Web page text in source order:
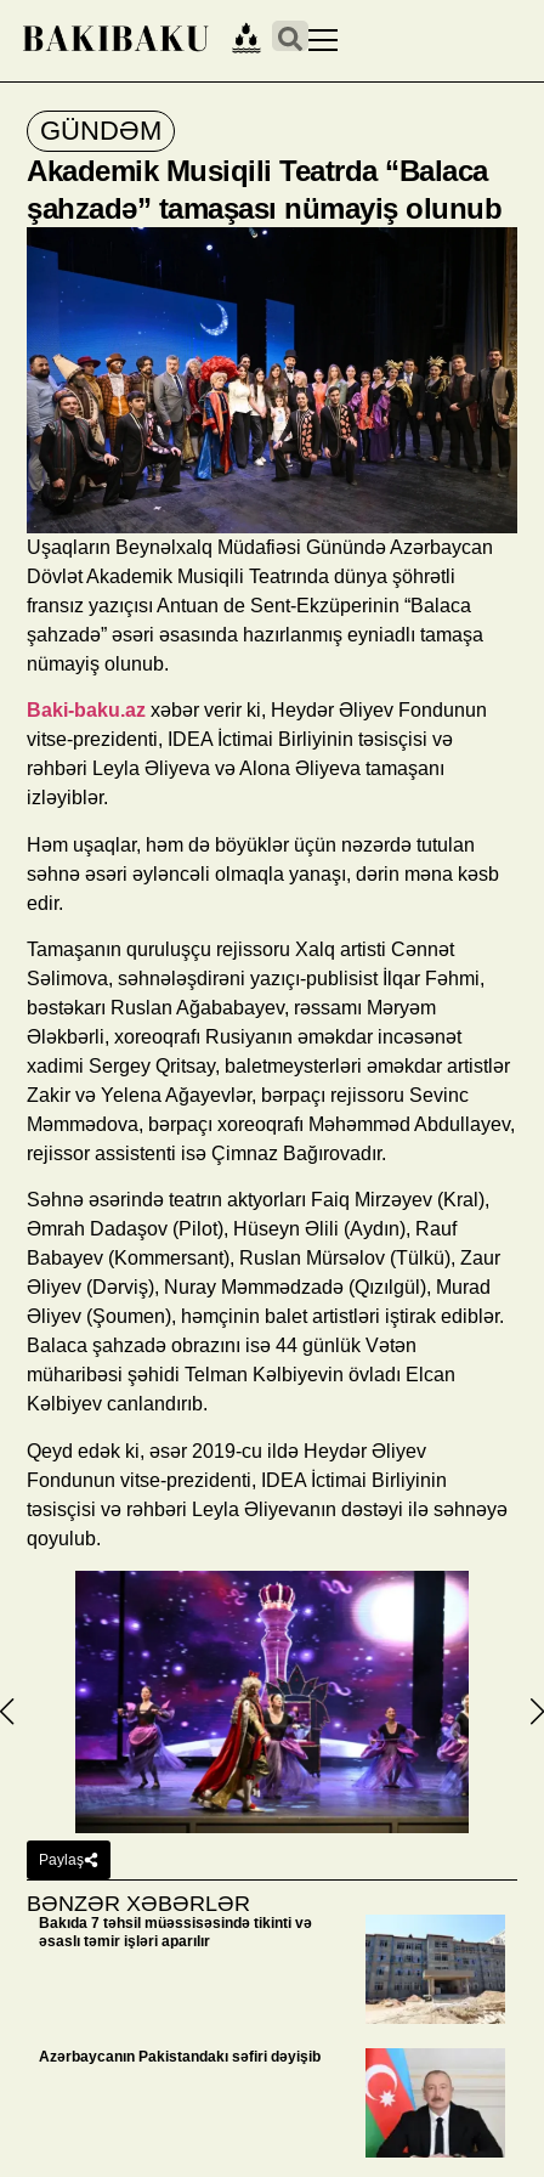
GÜNDƏM
Akademik Musiqili Teatrda “Balaca
şahzadə” tamaşası nümayiş olunub
Uşaqların Beynəlxalq Müdafiəsi Günündə Azərbaycan
Dövlət Akademik Musiqili Teatrında dünya şöhrətli
fransız yazıçısı Antuan de Sent-Ekzüperinin “Balaca
şahzadə” əsəri əsasında hazırlanmış eyniadlı tamaşa
nümayiş olunub.
Baki-baku.az xəbər verir ki, Heydər Əliyev Fondunun
vitse-prezidenti, IDEA İctimai Birliyinin təsisçisi və
rəhbəri Leyla Əliyeva və Alona Əliyeva tamaşanı
izləyiblər.
Həm uşaqlar, həm də böyüklər üçün nəzərdə tutulan
səhnə əsəri əyləncəli olmaqla yanaşı, dərin məna kəsb
edir.
Tamaşanın quruluşçu rejissoru Xalq artisti Cənnət
Səlimova, səhnələşdirəni yazıçı-publisist İlqar Fəhmi,
bəstəkarı Ruslan Ağababayev, rəssamı Məryəm
Ələkbərli, xoreoqrafı Rusiyanın əməkdar incəsənət
xadimi Sergey Qritsay, baletmeysterləri əməkdar artistlər
Zakir və Yelena Ağayevlər, bərpaçı rejissoru Sevinc
Məmmədova, bərpaçı xoreoqrafı Məhəmməd Abdullayev,
rejissor assistenti isə Çimnaz Bağırovadır.
Səhnə əsərində teatrın aktyorları Faiq Mirzəyev (Kral),
Əmrah Dadaşov (Pilot), Hüseyn Əlili (Aydın), Rauf
Babayev (Kommersant), Ruslan Mürsəlov (Tülkü), Zaur
Əliyev (Dərviş), Nuray Məmmədzadə (Qızılgül), Murad
Əliyev (Şoumen), həmçinin balet artistləri iştirak ediblər.
Balaca şahzadə obrazını isə 44 günlük Vətən
müharibəsi şəhidi Telman Kəlbiyevin övladı Elcan
Kəlbiyev canlandırıb.
Qeyd edək ki, əsər 2019-cu ildə Heydər Əliyev
Fondunun vitse-prezidenti, IDEA İctimai Birliyinin
təsisçisi və rəhbəri Leyla Əliyevanın dəstəyi ilə səhnəyə
qoyulub.
Paylaş
BƏNZƏR XƏBƏRLƏR
Bakıda 7 təhsil müəssisəsində tikinti və
əsaslı təmir işləri aparılır
Azərbaycanın Pakistandakı səfiri dəyişib